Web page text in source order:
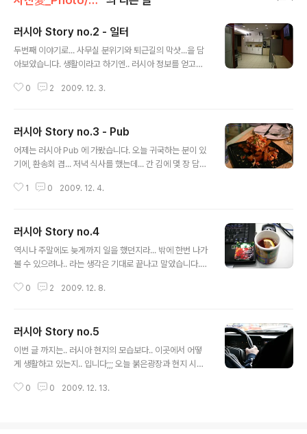
러시아 Story no.2 - 일터
두번째 이야기로... 사무실 분위기와 퇴근길의 막샷...을 담
아보았습니다. 생활이라고 하기엔.. 러시아 정보를 얻고자
밖(회의실 밖)의 모습들 입니다. 낮으론 이곳의 모든 의자
미녀와 백발의 미녀도 있습니다만... 그네들의 사진은 담지
를 못했습니다. 모두들 퇴근 후 사무실 풍경을 담아봤네요.
이 안쪽으로 회의실들이 있는데, 그 중 한곳에 옹기종기 모
을 모두 쓰는데, 그 중 한켠의 사무실과 회의실들 입니다)
0 2 2009. 12. 3.
러시아 Story no.3 - Pub
어제는 러시아 Pub 에 가봤습니다. 오늘 귀국하는 분이 있
기에, 환송회 겸... 저녁 식사를 했는데... 간 김에 몇 장 담아
수가 있었으며, 현지 음식과 유럽식 음식 등 다양한 음식을
을 수 있는 의자는 안보였었네요~ 라이브로 연주하며 노래
하던 가수 아주머니 입니다. 연주도 노래도.. 정말 좋더군
요. 물론 러시아어로 노래합니다. 사진을 찍어도 되냐고 물
니다. 사진을 제대로 담지 못해 미안할 따름이네요. 아래로
1 0 2009. 12. 4.
러시아 Story no.4
역시나 주말에도 늦게까지 일을 했던지라... 밖에 한번 나가
볼 수 있으려나.. 라는 생각은 기대로 끝나고 말았습니다.
주는 기필코 가리라! 마음을 먹으며 두 주먹을 불끈! 쥐었습
소 아니면 이녀석을 마십니다. 한국 있었을 때에도 허브티
중에 이런 녀석이 있었는데..집에 사다놓고 몇 번인가 밖에
안먹었었네요. 하루에 2~3잔은 마시는 메뉴입니다. 요녀
도 되겠습니다. 내용물은 피스타치오 아몬드랍니다. 개인
0 2 2009. 12. 8.
러시아 Story no.5
이번 글 까지는.. 러시아 현지의 모습보다.. 이곳에서 어떻
게 생활하고 있는지.. 입니다;;; 오늘 붉은광장과 현지 시장
다. 인터넷 사정도 나쁘고, 업로드 하려면 하루 종일인데다,
0 0 2009. 12. 13.